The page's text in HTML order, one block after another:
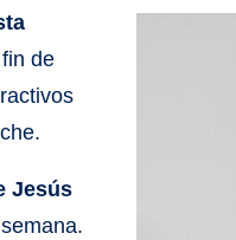
de
Jesús